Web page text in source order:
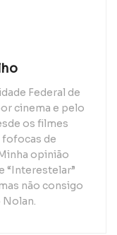
Federal de
cinema e pelo
os filmes
fofocas de
opinião
“Interestelar”
não consigo
Nolan.